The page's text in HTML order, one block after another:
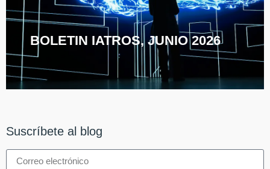
BOLETIN IATROS, JUNIO 2026
Suscríbete al blog